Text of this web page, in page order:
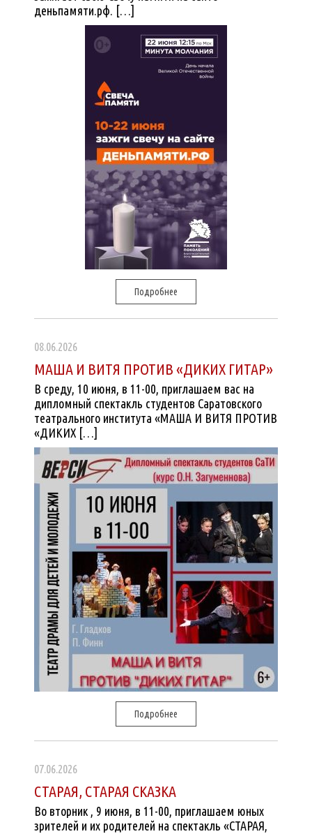
деньпамяти.рф. […]
Подробнее
08.06.2026
МАША И ВИТЯ ПРОТИВ «ДИКИХ ГИТАР»
В среду, 10 июня, в 11-00, приглашаем вас на
дипломный спектакль студентов Саратовского
театрального института «МАША И ВИТЯ ПРОТИВ
«ДИКИХ […]
Подробнее
07.06.2026
СТАРАЯ, СТАРАЯ СКАЗКА
Во вторник , 9 июня, в 11-00, приглашаем юных
зрителей и их родителей на спектакль «СТАРАЯ,